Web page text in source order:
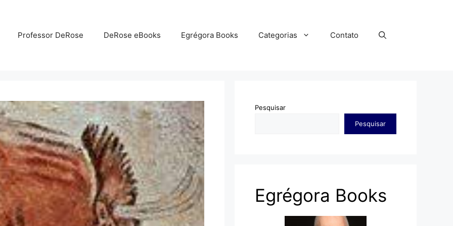
Professor DeRose DeRose eBooks Egrégora Books Categorias Contato
Pesquisar
Pesquisar
Egrégora Books